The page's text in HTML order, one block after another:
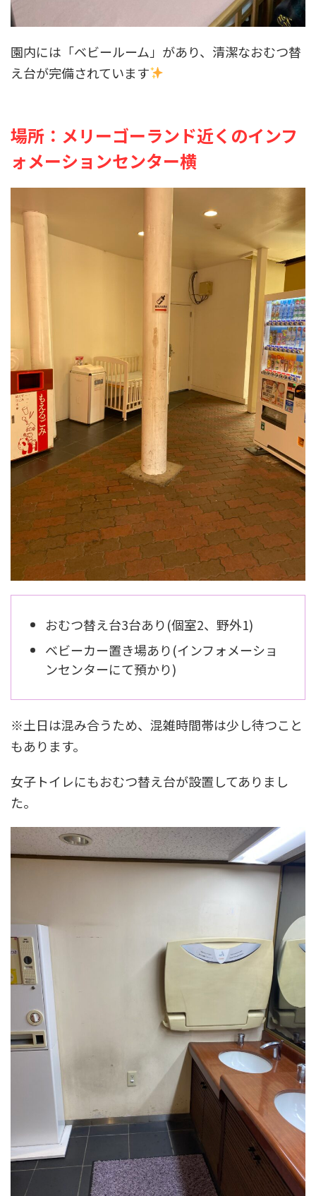
園内には「ベビールーム」があり、清潔なおむつ替
え台が完備されています
場所：メリーゴーランド近くのインフ
ォメーションセンター横
おむつ替え台3台あり(個室2、野外1)
ベビーカー置き場あり(インフォメーショ
ンセンターにて預かり)
※土日は混み合うため、混雑時間帯は少し待つこと
もあります。
女子トイレにもおむつ替え台が設置してありまし
た。